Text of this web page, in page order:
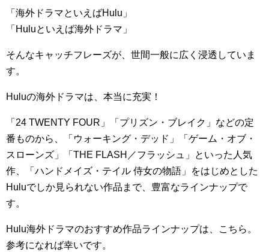
「海外ドラマといえばHulu」
「Huluといえば海外ドラマ」
そんなキャッチフレーズが、世間一般に広く浸透していま
す。
Huluの海外ドラマは、本当に充実！
「24 TWENTY FOUR」「プリズン・ブレイク」などの定
番ものから、「ウォーキング・デッド」「ゲーム・オブ・
スローンズ」「THE FLASH／フラッシュ」といった人気
作、「ハンドメイズ・テイル 侍女の物語」をはじめとした
Huluでしか見られない作品まで、豊富なラインナップで
す。
Hulu海外ドラマのおすすめ作品ラインナップは、こちら。
参考になれば幸いです。